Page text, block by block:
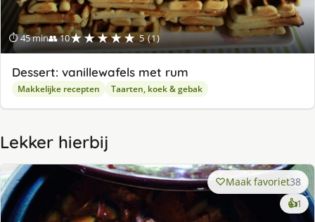
⏱ 45 min👥 10★★★★★ 5 (1)
Dessert: vanillewafels met rum
Makkelijke recepten Taarten, koek & gebak
Lekker hierbij
Maak favoriet38
👍1